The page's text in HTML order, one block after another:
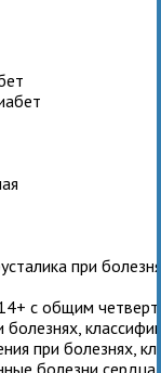
при
с общим
при болезнях,
болезни сердца